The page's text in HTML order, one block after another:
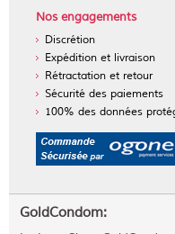
Nos engagements
Discrétion
Expédition et livraison
Rétractation et retour
Sécurité des paiements
100% des données
GoldCondom: